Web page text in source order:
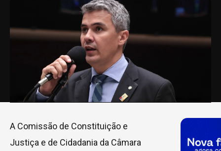
A Comissão de Constituição e
Justiça e de Cidadania da Câmara